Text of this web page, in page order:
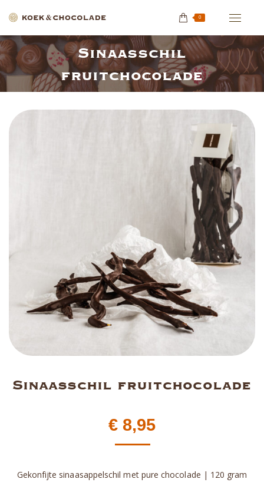
0
Sinaasschil
fruitchocolade
Je bent hier:
Sinaasschil fruitchocolade
€8,95
Gekonfijte sinaasappelschil met pure chocolade | 120 gram